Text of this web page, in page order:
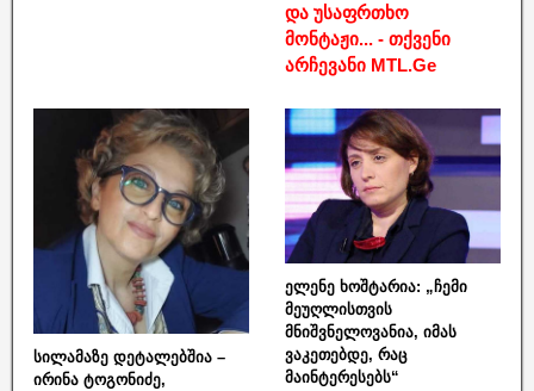
და უსაფრთხო
მონტაჟი... - თქვენი
არჩევანი MTL.Ge
სილამაზე დეტალებშია –
ირინა ტოგონიძე,
ელენე ხოშტარია: „ჩემი
მეუღლისთვის
მნიშვნელოვანია, იმას
ვაკეთებდე, რაც
მაინტერესებს“